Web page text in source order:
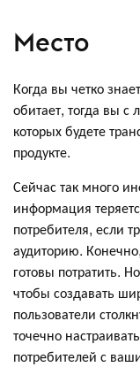
Место
Когда вы четко
обитает, тогда вы с
которых будете
продукте.
Сейчас так много
информация
потребителя, если
аудиторию.
готовы потратить.
чтобы создавать
пользователи
точечно
потребителей с